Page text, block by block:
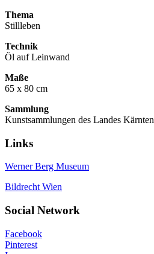
Thema
Stillleben
Technik
Öl auf Leinwand
Maße
65 x 80 cm
Sammlung
Kunstsammlungen des Landes Kärnten
Links
Werner Berg Museum
Bildrecht Wien
Social Network
Facebook
Pinterest